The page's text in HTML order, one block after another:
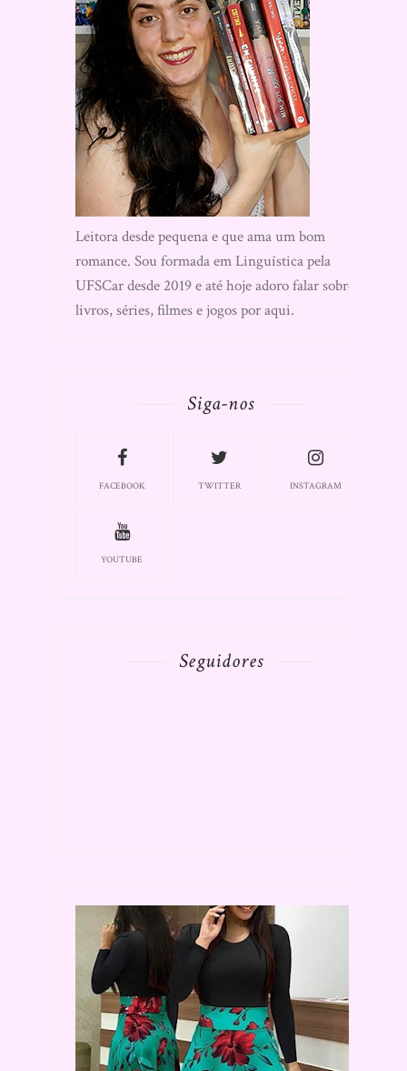
Leitora desde pequena e que ama um bom
romance. Sou formada em Linguística pela
UFSCar desde 2019 e até hoje adoro falar sobre
livros, séries, filmes e jogos por aqui.
Siga-nos
FACEBOOK TWITTER INSTAGRAM
YOUTUBE
Seguidores